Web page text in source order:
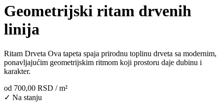
Geometrijski ritam drvenih
linija
Ritam Drveta Ova tapeta spaja prirodnu toplinu drveta sa modernim,
ponavljajućim geometrijskim ritmom koji prostoru daje dubinu i
karakter.
od 700,00 RSD / m²
✓ Na stanju